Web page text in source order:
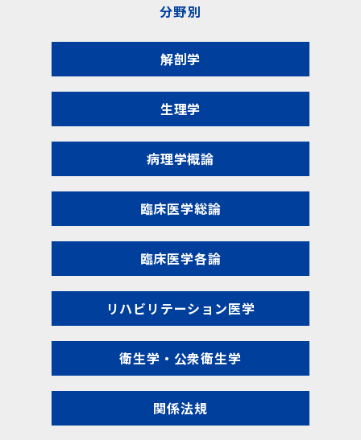
分野別
解剖学
生理学
病理学概論
臨床医学総論
臨床医学各論
リハビリテーション医学
衛生学・公衆衛生学
関係法規